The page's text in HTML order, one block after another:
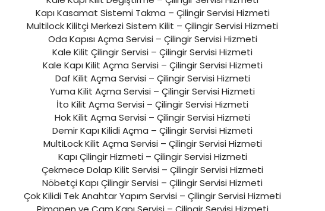
Kapı Kasamat Sistemi Takma – Çilingir Servisi Hizmeti
Multilock Kilitçi Merkezi Sistem Kilit – Çilingir Servisi Hizmeti
Oda Kapısı Açma Servisi – Çilingir Servisi Hizmeti
Kale Kilit Çilingir Servisi – Çilingir Servisi Hizmeti
Kale Kapı Kilit Açma Servisi – Çilingir Servisi Hizmeti
Daf Kilit Açma Servisi – Çilingir Servisi Hizmeti
Yuma Kilit Açma Servisi – Çilingir Servisi Hizmeti
İto Kilit Açma Servisi – Çilingir Servisi Hizmeti
Hok Kilit Açma Servisi – Çilingir Servisi Hizmeti
Demir Kapı Kilidi Açma – Çilingir Servisi Hizmeti
MultiLock Kilit Açma Servisi – Çilingir Servisi Hizmeti
Kapı Çilingir Hizmeti – Çilingir Servisi Hizmeti
Çekmece Dolap Kilit Servisi – Çilingir Servisi Hizmeti
Nöbetçi Kapı Çilingir Servisi – Çilingir Servisi Hizmeti
Çok Kilidi Tek Anahtar Yapım Servisi – Çilingir Servisi Hizmeti